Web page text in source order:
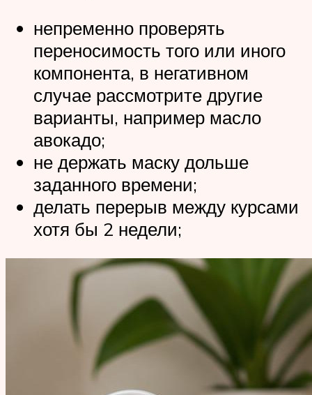
непременно проверять
переносимость того или иного
компонента, в негативном
случае рассмотрите другие
варианты, например масло
авокадо;
не держать маску дольше
заданного времени;
делать перерыв между курсами
хотя бы 2 недели;